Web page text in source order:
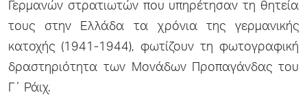
Γερμανών στρατιωτών που υπηρέτησαν τη θητεία
τους στην Ελλάδα τα χρόνια της γερμανικής
κατοχής (1941-1944), φωτίζουν τη φωτογραφική
δραστηριότητα των Μονάδων Προπαγάνδας του
Γ΄ Ράιχ.